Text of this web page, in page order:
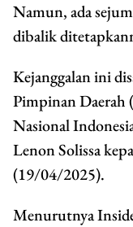
Namun, ada
dibalik
Kejanggalan ini
Pimpinan Daerah
Nasional
Lenon Solissa
(19/04/2025).
Menurutnya